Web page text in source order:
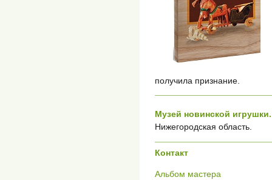
получила признание.
Музей новинской игрушки.
Нижегородская область.
Контакт
Альбом мастера